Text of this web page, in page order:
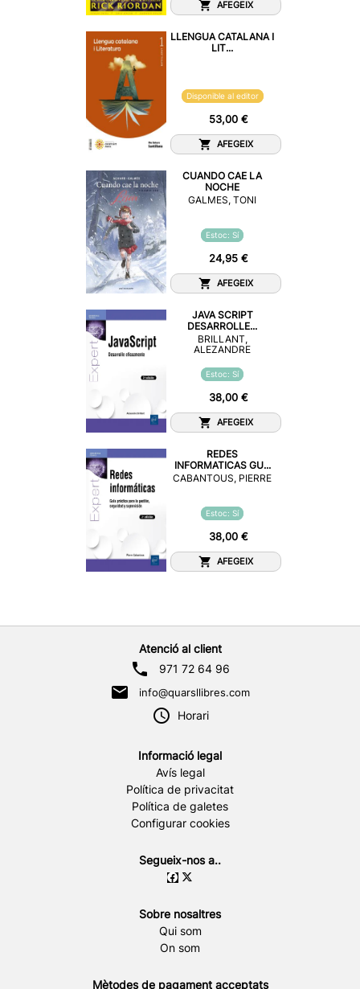
AFEGEIX
LLENGUA CATALANA I
LIT...
Disponible al editor
53,00 €
AFEGEIX
CUANDO CAE LA
NOCHE
GALMES, TONI
Estoc: Sí
24,95 €
AFEGEIX
JAVA SCRIPT
DESARROLLE...
BRILLANT,
ALEZANDRE
Estoc: Sí
38,00 €
AFEGEIX
REDES
INFORMATICAS GU...
CABANTOUS, PIERRE
Estoc: Sí
38,00 €
AFEGEIX
Atenció al client
971 72 64 96
info@quarsllibres.com
Horari
Informació legal
Avís legal
Política de privacitat
Política de galetes
Configurar cookies
Segueix-nos a..
Sobre nosaltres
Qui som
On som
Mètodes de pagament acceptats